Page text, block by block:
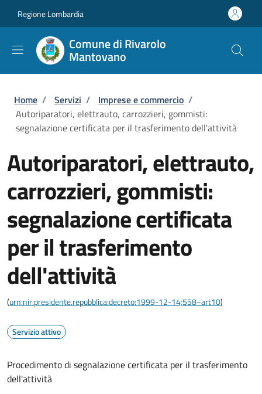
Regione Lombardia
Comune di Rivarolo
Mantovano
Briciole di pane
Home / Servizi / Imprese e commercio /
Autoriparatori, elettrauto, carrozzieri, gommisti:
segnalazione certificata per il trasferimento dell'attività
Autoriparatori, elettrauto,
carrozzieri, gommisti:
segnalazione certificata
per il trasferimento
dell'attività
(urn:nir:presidente.repubblica:decreto:1999-12-14;558~art10)
Servizio attivo
Procedimento di segnalazione certificata per il trasferimento
dell'attività